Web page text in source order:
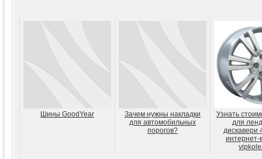
Шины GoodYear
Зачем нужны накладки
для автомобильных
порогов?
Узнать
для
дискавери
интернет-